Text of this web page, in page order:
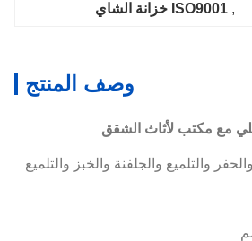
, ISO9001 خزانة الشاي
وصف المنتج
مع مكتب لأثاث الشقق
والتلميع والجلفنة والخبز والتلميع